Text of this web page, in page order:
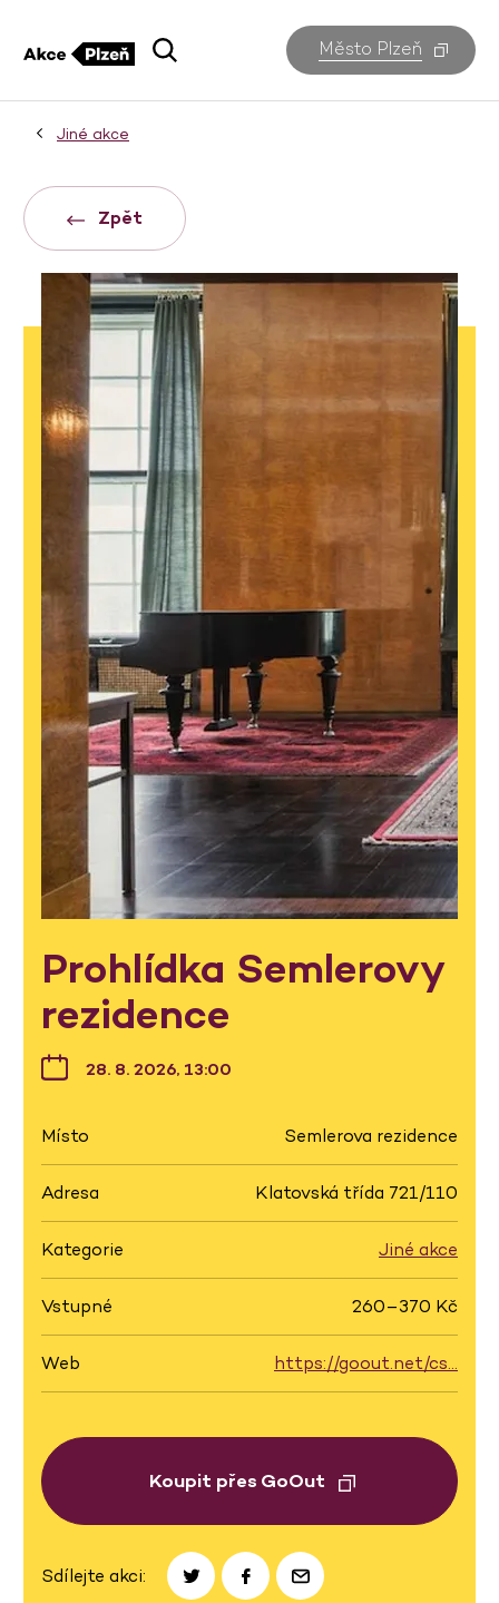
Město Plzeň
Jiné akce
Zpět
Prohlídka Semlerovy
rezidence
28. 8. 2026, 13:00
Místo Semlerova rezidence
Adresa Klatovská třída 721/110
Kategorie Jiné akce
Vstupné 260–370 Kč
Web https://goout.net/cs…
Koupit přes GoOut
Sdílejte akci: